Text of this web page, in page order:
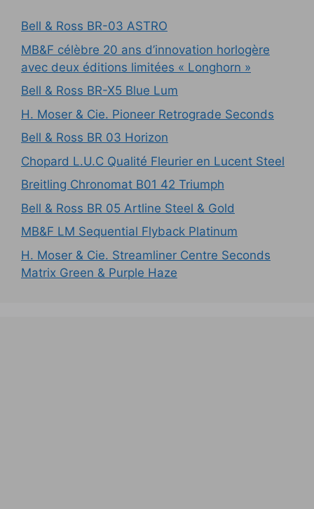
Bell & Ross BR-03 ASTRO
MB&F célèbre 20 ans d’innovation horlogère
avec deux éditions limitées « Longhorn »
Bell & Ross BR-X5 Blue Lum
H. Moser & Cie. Pioneer Retrograde Seconds
Bell & Ross BR 03 Horizon
Chopard L.U.C Qualité Fleurier en Lucent Steel
Breitling Chronomat B01 42 Triumph
Bell & Ross BR 05 Artline Steel & Gold
MB&F LM Sequential Flyback Platinum
H. Moser & Cie. Streamliner Centre Seconds
Matrix Green & Purple Haze